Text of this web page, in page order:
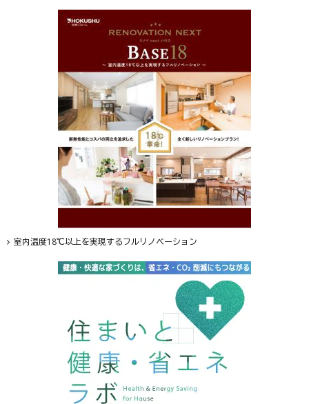
室内温度18℃以上を実現するフルリノベーション